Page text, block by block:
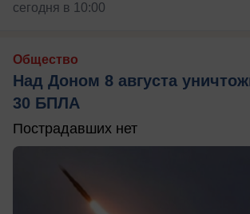
сегодня в 10:00
Общество
Над Доном 8 августа
30 БПЛА
Пострадавших нет